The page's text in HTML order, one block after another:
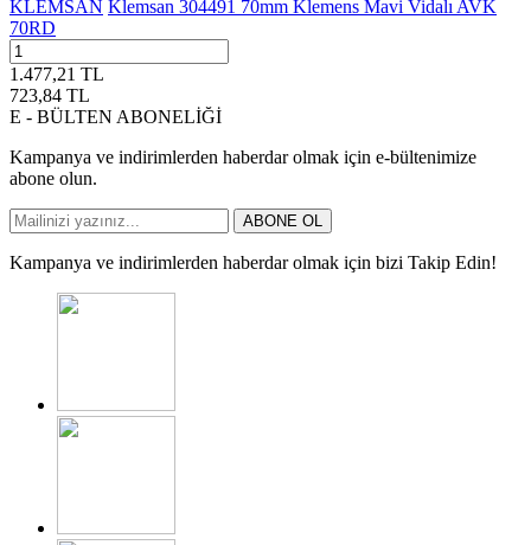
KLEMSAN Klemsan 304491 70mm Klemens Mavi Vidalı AVK
70RD
1.477,21 TL
723,84 TL
E - BÜLTEN ABONELİĞİ
Kampanya ve indirimlerden haberdar olmak için e-bültenimize
abone olun.
ABONE OL
Kampanya ve indirimlerden haberdar olmak için bizi Takip Edin!